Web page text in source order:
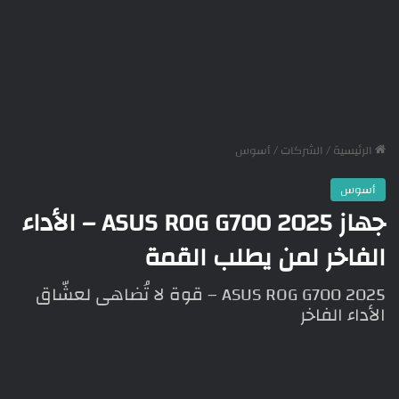
الرئيسية/ الشركات/أسوس
أسوس
جهاز ASUS ROG G700 2025 – الأداء
الفاخر لمن يطلب القمة
ASUS ROG G700 2025 – قوة لا تُضاهى لعشّاق
الأداء الفاخر